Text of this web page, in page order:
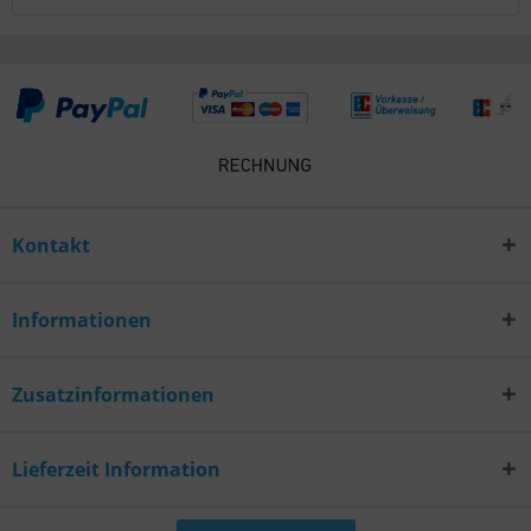
Kontakt
Informationen
Zusatzinformationen
Lieferzeit Information